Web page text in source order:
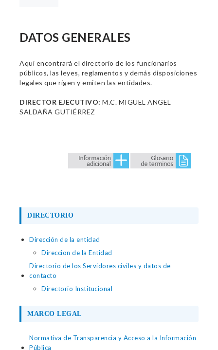
DATOS GENERALES
Aquí encontrará el directorio de los funcionarios
públicos, las leyes, reglamentos y demás disposiciones
legales que rigen y emiten las entidades.
DIRECTOR EJECUTIVO: M.C. MIGUEL ANGEL
SALDAÑA GUTIÉRREZ
DIRECTORIO
Dirección de la entidad
Direccion de la Entidad
Directorio de los Servidores civiles y datos de
contacto
Directorio Institucional
MARCO LEGAL
Normativa de Transparencia y Acceso a la Información
Pública